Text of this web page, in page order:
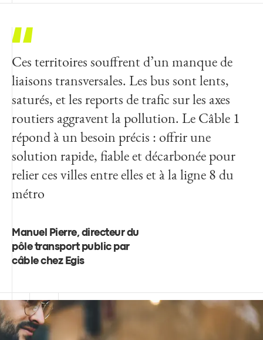
Ces territoires souffrent d’un manque de
liaisons transversales. Les bus sont lents,
saturés, et les reports de trafic sur les axes
routiers aggravent la pollution. Le Câble 1
répond à un besoin précis : offrir une
solution rapide, fiable et décarbonée pour
relier ces villes entre elles et à la ligne 8 du
métro
Manuel Pierre, directeur du
pôle transport public par
câble chez Egis